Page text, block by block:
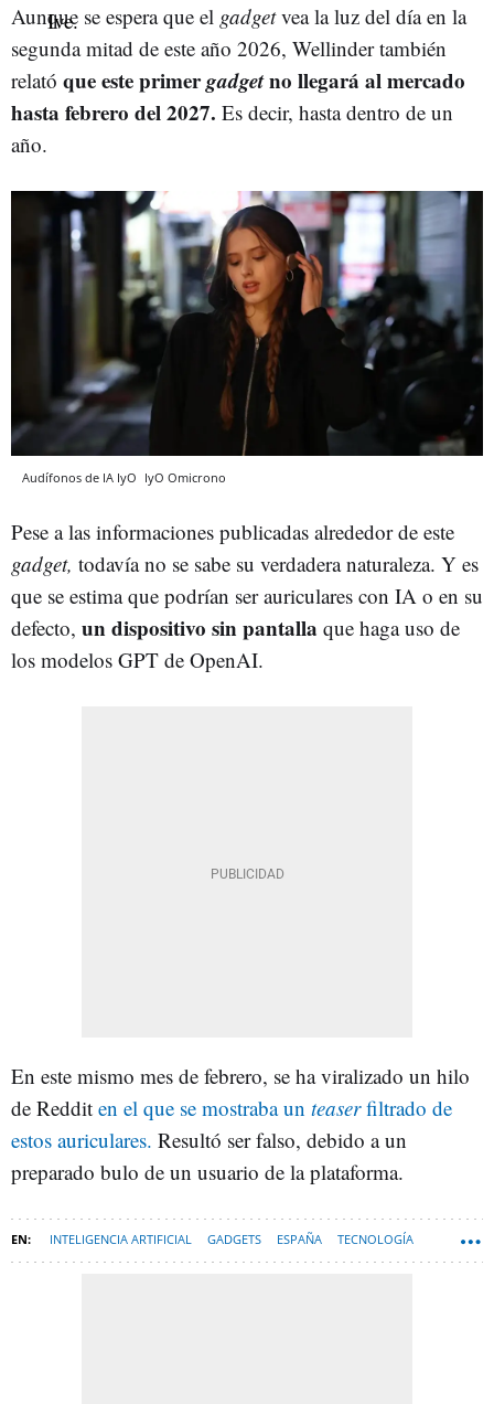
Aunque se espera que el gadgetvea la luz del día en la
segunda mitad de este año 2026, Wellinder también
relató que este primergadgetno llegará al mercado
hasta febrero del 2027. Es decir, hasta dentro de un
año.
Audífonos de IA IyO IyO Omicrono
Pese a las informaciones publicadas alrededor de este
gadget, todavía no se sabe su verdadera naturaleza. Y es
que se estima que podrían ser auriculares con IA o en su
defecto, un dispositivo sin pantalla que haga uso de
los modelos GPT de OpenAI.
En este mismo mes de febrero, se ha viralizado un hilo
de Reddit en el que se mostraba un teaserfiltrado de
estos auriculares. Resultó ser falso, debido a un
preparado bulo de un usuario de la plataforma.
INTELIGENCIA ARTIFICIAL GADGETS ESPAÑA TECNOLOGÍA